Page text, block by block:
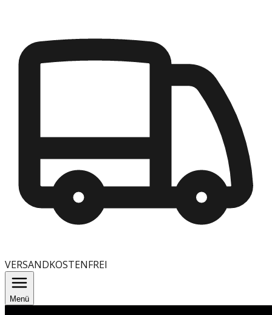
VERSANDKOSTENFREI
Menü